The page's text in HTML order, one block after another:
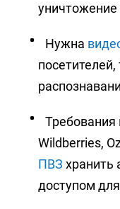
уничтожение
Нужна
Требования маркетплейсов:
Wildberries,
ПВЗ хранить
доступом